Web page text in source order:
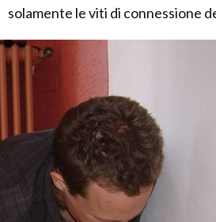
solamente le viti di connessione